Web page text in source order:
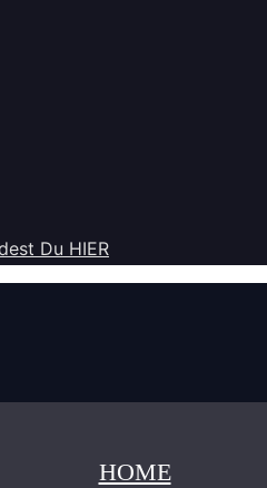
Du HIER
HOME